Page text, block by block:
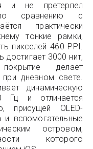
и не претерпел
по сравнению с
практически
тонкие рамки,
пикселей 460 PPI.
достигает 3000 нит,
делает
дневном свете.
динамическую
Гц и отличается
присущей OLED-
вспомогательные
островом,
которого